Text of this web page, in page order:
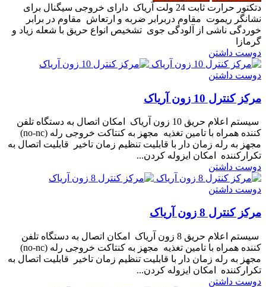
دتکتور حرارت ثابت 24 ولت آریاک دارای خروجی سیگنال برای
نشانگر ریموت مقاوم دربرابر ضربه و ارتعاش مقاوم در برابر
خوردگی ناشی از آلودگی جوی تشخیص انواع حریق با شعله زیاد و
گرمازا
دوست داشتن
دوست داشتن
مرکز کنترل 10 زون آریاک
سیستم اعلام حریق 10 زون آریاک امکان اتصال به دستگاه تلفن
کننده همراه با تامین تغذیه مجهز به کنتاکت خروجی رله (no-nc)
مجهز به رله زمان دار با قابلیت تنظیم زمان تاخیر قابلیت اتصال به
تکرارکننده امکان ایزوله کردن...
دوست داشتن
دوست داشتن
مرکز کنترل 8 زون آریاک
سیستم اعلام حریق 8 زون آریاک امکان اتصال به دستگاه تلفن
کننده همراه با تامین تغذیه مجهز به کنتاکت خروجی رله (no-nc)
مجهز به رله زمان دار با قابلیت تنظیم زمان تاخیر قابلیت اتصال به
تکرارکننده امکان ایزوله کردن...
دوست داشتن